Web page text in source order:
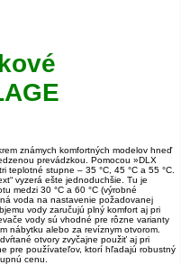
známych komfortných modelov hneď
prevádzkou. Pomocou »DLX
teplotné stupne – 35 °C, 45 °C a 55 °C.
vyzerá ešte jednoduchšie. Tu je
medzi 30 °C a 60 °C (výrobné
voda na nastavenie požadovanej
vody zaručujú plný komfort aj pri
vody sú vhodné pre rôzne varianty
nábytku alebo za revíznym otvorom.
otvory zvyčajne použiť aj pri
pre používateľov, ktorí hľadajú robustný
cenu.